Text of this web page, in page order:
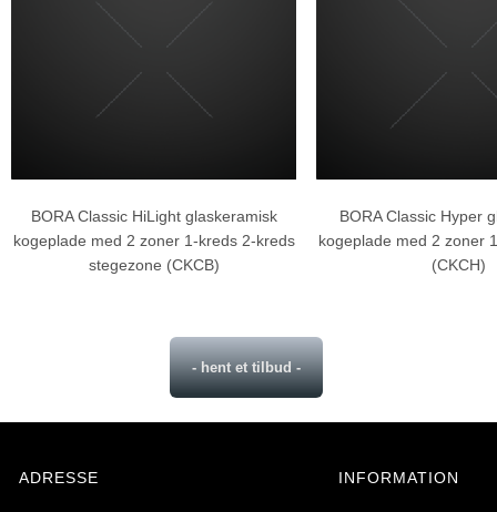
BORA Classic HiLight glaskeramisk
kogeplade med 2 zoner 1-kreds 2-kreds
stegezone (CKCB)
BORA Classic Hyper
kogeplade med 2 zoner
(CKCH)
- hent et tilbud -
ADRESSE INFORMATION